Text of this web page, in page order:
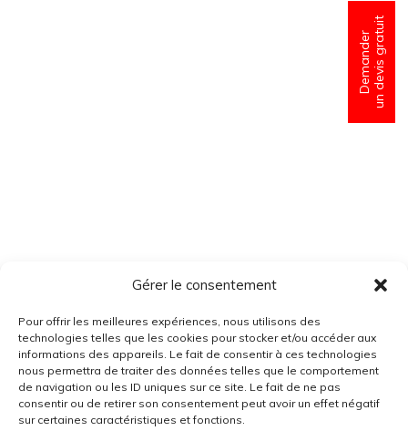
Gérer le consentement
Pour offrir les meilleures expériences, nous utilisons des
technologies telles que les cookies pour stocker et/ou accéder aux
informations des appareils. Le fait de consentir à ces technologies
nous permettra de traiter des données telles que le comportement
de navigation ou les ID uniques sur ce site. Le fait de ne pas
consentir ou de retirer son consentement peut avoir un effet négatif
sur certaines caractéristiques et fonctions.
Demanderun devis gratuit